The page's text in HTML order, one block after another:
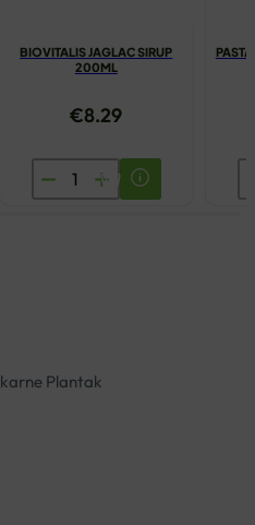
BIOVITALIS JAGLAC SIRUP
200ML
€8.29
BIOVITALIS
JAGLAC
Plantak